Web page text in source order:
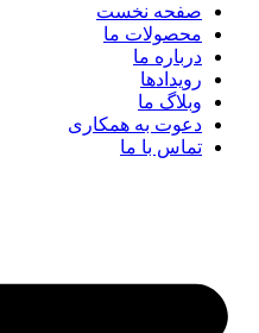
صفحه نخست
محصولات ما
درباره ما
رویدادها
وبلاگ ما
دعوت به همکاری
تماس با ما